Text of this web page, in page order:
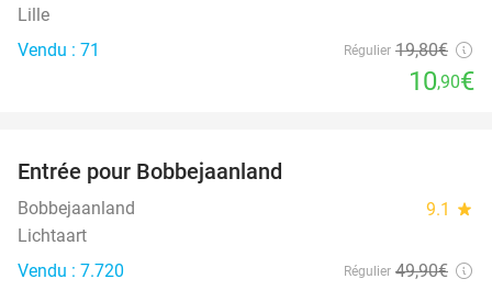
Lille
Vendu : 71
Régulier 19,80€
10,90€
Entrée pour Bobbejaanland
Bobbejaanland 9.1 star
Lichtaart
Vendu : 7.720
Régulier 49,90€